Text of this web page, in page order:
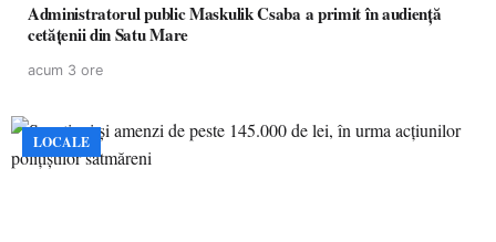
Administratorul public Maskulik Csaba a primit în audiență
cetățenii din Satu Mare
acum 3 ore
LOCALE